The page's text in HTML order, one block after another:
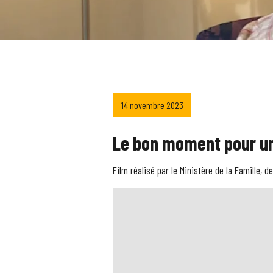
14 novembre 2023
Le bon moment pour
Film réalisé par le Ministère de la Famille,